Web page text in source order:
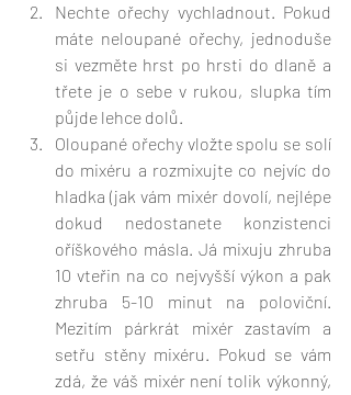
Nechte ořechy vychladnout. Pokud
máte neloupané ořechy, jednoduše
si vezměte hrst po hrsti do dlaně a
třete je o sebe v rukou, slupka tím
půjde lehce dolů.
Oloupané ořechy vložte spolu se solí
do mixéru a rozmixujte co nejvíc do
hladka (jak vám mixér dovolí, nejlépe
dokud nedostanete konzistenci
oříškového másla. Já mixuju zhruba
10 vteřin na co nejvyšší výkon a pak
zhruba 5-10 minut na poloviční.
Mezitím párkrát mixér zastavím a
setřu stěny mixéru. Pokud se vám
zdá, že váš mixér není tolik výkonný,